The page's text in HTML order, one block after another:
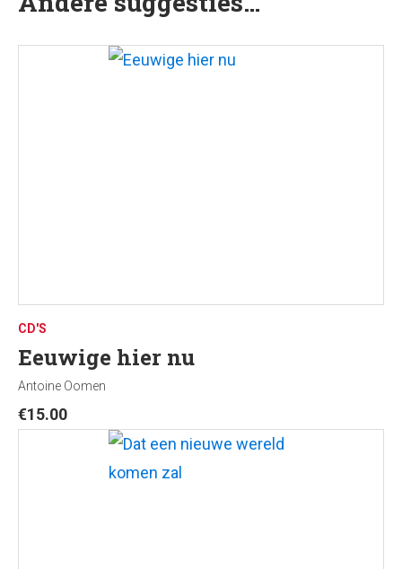
In gesproken vorm te beluisteren op de cd
hoor mij, track 23.
CD'S
Eeuwige hier nu
Antoine Oomen
€15.00